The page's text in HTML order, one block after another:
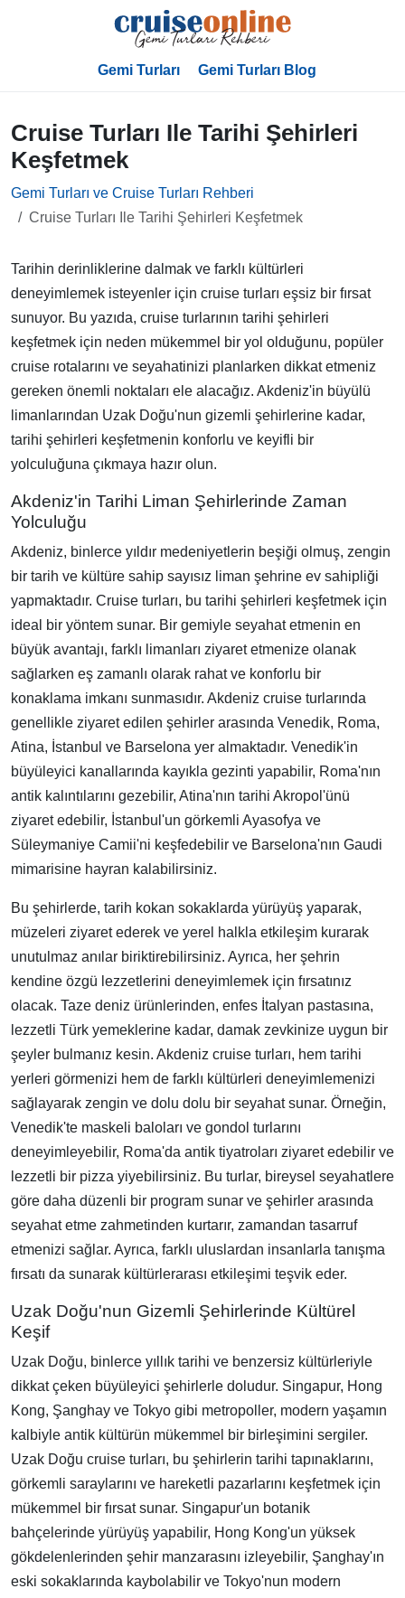
Gemi Turları Gemi Turları Blog
Cruise Turları Ile Tarihi Şehirleri
Keşfetmek
Gemi Turları ve Cruise Turları Rehberi
Cruise Turları Ile Tarihi Şehirleri Keşfetmek
Tarihin derinliklerine dalmak ve farklı kültürleri
deneyimlemek isteyenler için cruise turları eşsiz bir fırsat
sunuyor. Bu yazıda, cruise turlarının tarihi şehirleri
keşfetmek için neden mükemmel bir yol olduğunu, popüler
cruise rotalarını ve seyahatinizi planlarken dikkat etmeniz
gereken önemli noktaları ele alacağız. Akdeniz'in büyülü
limanlarından Uzak Doğu'nun gizemli şehirlerine kadar,
tarihi şehirleri keşfetmenin konforlu ve keyifli bir
yolculuğuna çıkmaya hazır olun.
Akdeniz'in Tarihi Liman Şehirlerinde Zaman
Yolculuğu
Akdeniz, binlerce yıldır medeniyetlerin beşiği olmuş, zengin
bir tarih ve kültüre sahip sayısız liman şehrine ev sahipliği
yapmaktadır. Cruise turları, bu tarihi şehirleri keşfetmek için
ideal bir yöntem sunar. Bir gemiyle seyahat etmenin en
büyük avantajı, farklı limanları ziyaret etmenize olanak
sağlarken eş zamanlı olarak rahat ve konforlu bir
konaklama imkanı sunmasıdır. Akdeniz cruise turlarında
genellikle ziyaret edilen şehirler arasında Venedik, Roma,
Atina, İstanbul ve Barselona yer almaktadır. Venedik'in
büyüleyici kanallarında kayıkla gezinti yapabilir, Roma'nın
antik kalıntılarını gezebilir, Atina'nın tarihi Akropol'ünü
ziyaret edebilir, İstanbul'un görkemli Ayasofya ve
Süleymaniye Camii'ni keşfedebilir ve Barselona'nın Gaudi
mimarisine hayran kalabilirsiniz.
Bu şehirlerde, tarih kokan sokaklarda yürüyüş yaparak,
müzeleri ziyaret ederek ve yerel halkla etkileşim kurarak
unutulmaz anılar biriktirebilirsiniz. Ayrıca, her şehrin
kendine özgü lezzetlerini deneyimlemek için fırsatınız
olacak. Taze deniz ürünlerinden, enfes İtalyan pastasına,
lezzetli Türk yemeklerine kadar, damak zevkinize uygun bir
şeyler bulmanız kesin. Akdeniz cruise turları, hem tarihi
yerleri görmenizi hem de farklı kültürleri deneyimlemenizi
sağlayarak zengin ve dolu dolu bir seyahat sunar. Örneğin,
Venedik'te maskeli baloları ve gondol turlarını
deneyimleyebilir, Roma'da antik tiyatroları ziyaret edebilir ve
lezzetli bir pizza yiyebilirsiniz. Bu turlar, bireysel seyahatlere
göre daha düzenli bir program sunar ve şehirler arasında
seyahat etme zahmetinden kurtarır, zamandan tasarruf
etmenizi sağlar. Ayrıca, farklı uluslardan insanlarla tanışma
fırsatı da sunarak kültürlerarası etkileşimi teşvik eder.
Uzak Doğu'nun Gizemli Şehirlerinde Kültürel
Keşif
Uzak Doğu, binlerce yıllık tarihi ve benzersiz kültürleriyle
dikkat çeken büyüleyici şehirlerle doludur. Singapur, Hong
Kong, Şanghay ve Tokyo gibi metropoller, modern yaşamın
kalbiyle antik kültürün mükemmel bir birleşimini sergiler.
Uzak Doğu cruise turları, bu şehirlerin tarihi tapınaklarını,
görkemli saraylarını ve hareketli pazarlarını keşfetmek için
mükemmel bir fırsat sunar. Singapur'un botanik
bahçelerinde yürüyüş yapabilir, Hong Kong'un yüksek
gökdelenlerinden şehir manzarasını izleyebilir, Şanghay'ın
eski sokaklarında kaybolabilir ve Tokyo'nun modern